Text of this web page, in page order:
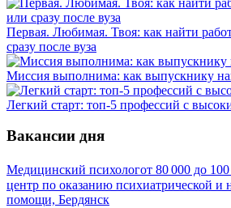
Первая. Любимая. Твоя: как найти
сразу после вуза
Миссия выполнима: как выпускнику
Легкий старт: топ-5 профессий с
Вакансии дня
Медицинский психологот 80 000 до
центр по оказанию психиатрической и
помощи, Бердянск